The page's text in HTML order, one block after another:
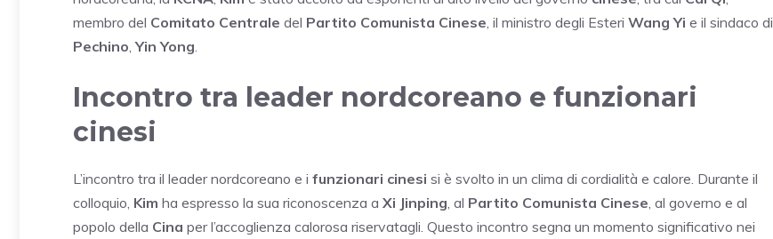
membro del Comitato Centrale del Partito Comunista Cinese, il ministro degli Esteri Wang Yi e il sindaco di
Pechino,Yin Yong.
Incontro tra leader nordcoreano e funzionari
cinesi
L’incontro tra il leader nordcoreano e i funzionari cinesi si è svolto in un clima di cordialità e calore. Durante il
colloquio, Kim ha espresso la sua riconoscenza a Xi Jinping, al Partito Comunista Cinese, al governo e al
popolo della Cina per l’accoglienza calorosa riservatagli. Questo incontro segna un momento significativo nei